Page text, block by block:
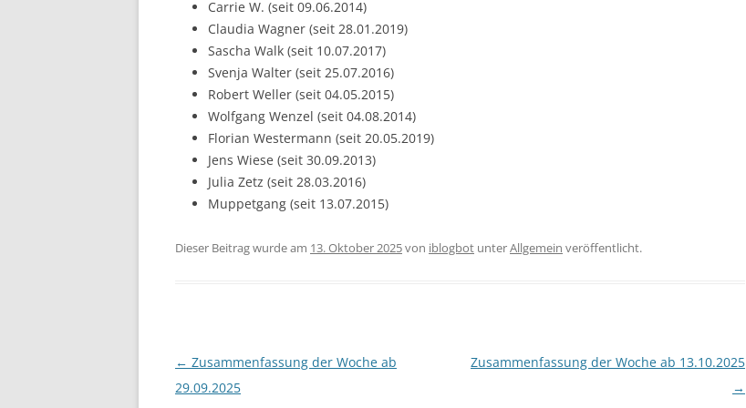
Carrie W. (seit 09.06.2014)
Claudia Wagner (seit 28.01.2019)
Sascha Walk (seit 10.07.2017)
Svenja Walter (seit 25.07.2016)
Robert Weller (seit 04.05.2015)
Wolfgang Wenzel (seit 04.08.2014)
Florian Westermann (seit 20.05.2019)
Jens Wiese (seit 30.09.2013)
Julia Zetz (seit 28.03.2016)
Muppetgang (seit 13.07.2015)
Dieser Beitrag wurde am 13. Oktober 2025von iblogbot unterAllgemein veröffentlicht.
Beitragsnavigation
← Zusammenfassung der Woche ab
29.09.2025
Zusammenfassung der Woche ab 13.10.2025
→